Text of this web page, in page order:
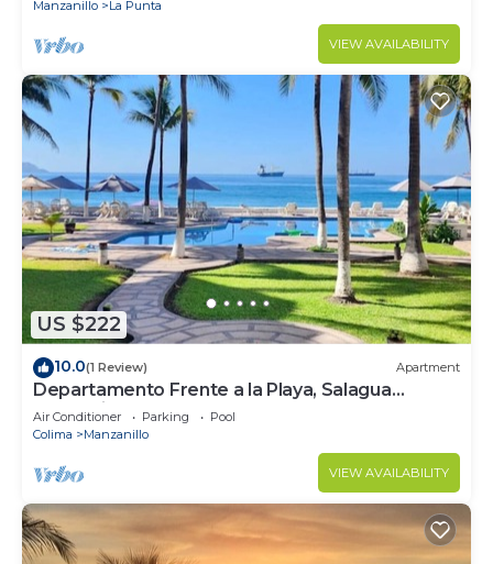
Manzanillo La Punta
VIEW AVAILABILITY
US $222
10.0(1 Review) Apartment
Departamento Frente a la Playa, Salagua
Manzanillo
Air Conditioner Parking
Pool
Colima
Manzanillo
VIEW AVAILABILITY